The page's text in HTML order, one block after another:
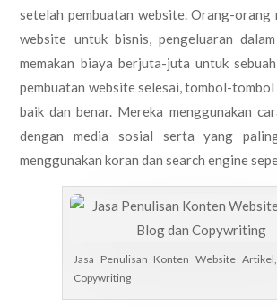
setelah pembuatan website. Orang-orang
website untuk bisnis, pengeluaran
memakan biaya berjuta-juta untuk
pembuatan website selesai, tombol-
baik dan benar. Mereka menggunakan
dengan media sosial serta yang
menggunakan koran dan search engine
Jasa Penulisan Konten Website
Copywriting